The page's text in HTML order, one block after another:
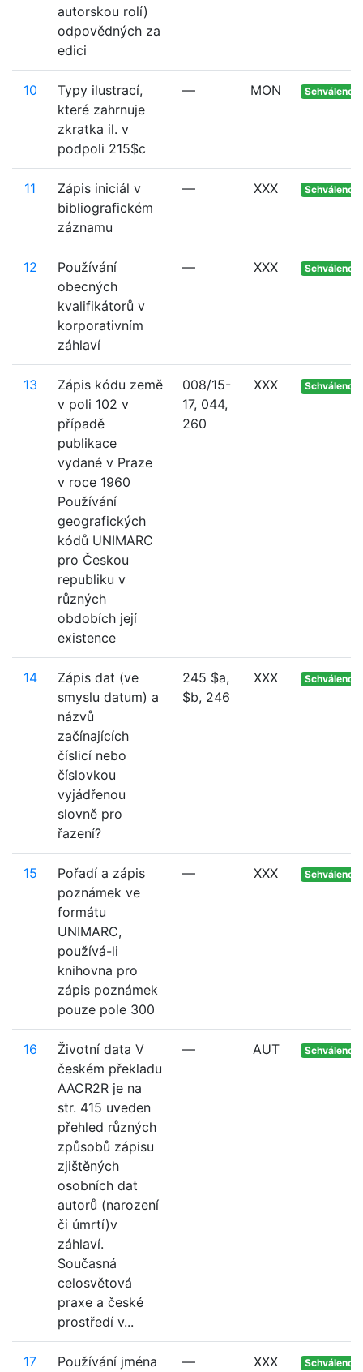
autorskou rolí)
odpovědných za
edici
10
Typy ilustrací,
které zahrnuje
zkratka il. v
podpoli 215$c
— MON Schváleno
11
Zápis iniciál v
bibliografickém
záznamu
— XXX Schváleno
12
Používání
obecných
kvalifikátorů v
korporativním
záhlaví
— XXX Schváleno
13
Zápis kódu země
v poli 102 v
případě
publikace
vydané v Praze
v roce 1960
Používání
geografických
kódů UNIMARC
pro Českou
republiku v
různých
obdobích její
existence
008/15-
17, 044,
260
XXX Schváleno
14
Zápis dat (ve
smyslu datum) a
názvů
začínajících
číslicí nebo
číslovkou
vyjádřenou
slovně pro
řazení?
245 $a,
$b, 246
XXX Schváleno
15
Pořadí a zápis
poznámek ve
formátu
UNIMARC,
používá-li
knihovna pro
zápis poznámek
pouze pole 300
— XXX Schváleno
16
Životní data V
českém překladu
AACR2R je na
str. 415 uveden
přehled různých
způsobů zápisu
zjištěných
osobních dat
autorů (narození
či úmrtí)v
záhlaví.
Současná
celosvětová
praxe a české
prostředí v...
— AUT Schváleno
17
Používání jména
— XXX Schváleno